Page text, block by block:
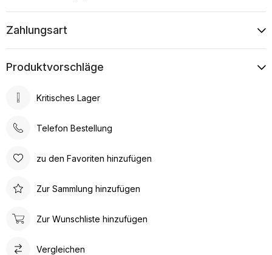
Zahlungsart
Produktvorschläge
Kritisches Lager
Telefon Bestellung
zu den Favoriten hinzufügen
Zur Sammlung hinzufügen
Zur Wunschliste hinzufügen
Vergleichen